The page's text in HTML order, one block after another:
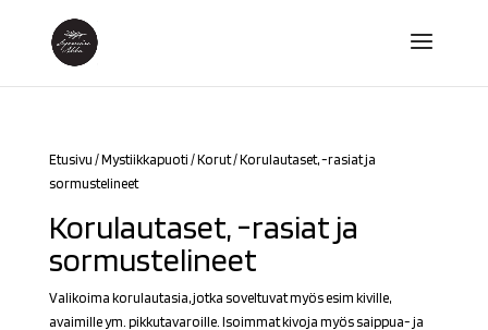
Etusivu /Mystiikkapuoti /Korut/ Korulautaset, -rasiat ja
sormustelineet
Korulautaset, -rasiat ja
sormustelineet
Valikoima korulautasia, jotka soveltuvat myös esim kiville,
avaimille ym. pikkutavaroille. Isoimmat kivoja myös saippua- ja